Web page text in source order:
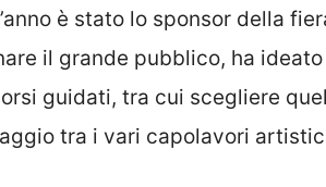
è stato lo sponsor della
il grande pubblico, ha ideato
guidati, tra cui scegliere
tra i vari capolavori